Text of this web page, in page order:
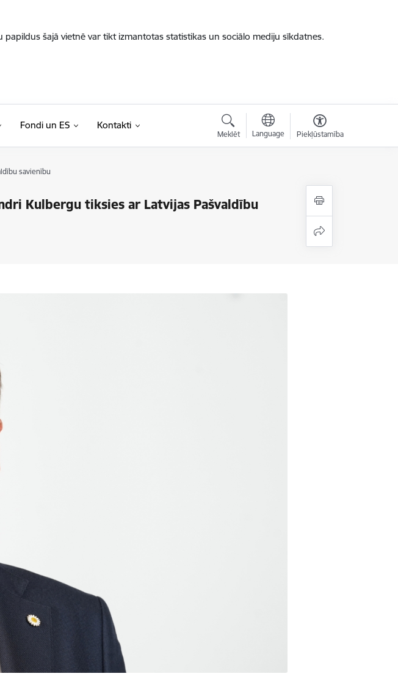
šajā vietnē var tikt izmantotas statistikas un sociālo mediju sīkdatnes.
Fondi un ES Kontakti
Meklēt Language Piekļūstamība
savienību
Kulbergu tiksies ar Latvijas Pašvaldību